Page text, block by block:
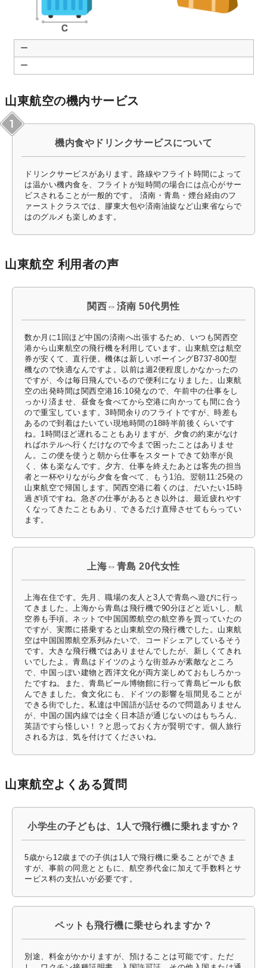
ー
ー
山東航空の機内サービス
機内食やドリンクサービスについて
ドリンクサービスがあります。路線やフライト時間によって
は温かい機内食を、フライトが短時間の場合には点心がサー
ビスされることが一般的です。 済南・青島・煙台経由のフ
ァーストクラスでは、膠東大包や済南油旋など山東省ならで
はのグルメも楽しめます。
山東航空 利用者の声
関西⇔済南 50代男性
数か月に1回ほど中国の済南へ出張するため、いつも関西空
港から山東航空の飛行機を利用しています。山東航空は航空
券が安くて、直行便。機体は新しいボーイングB737-800型
機なので快適なんですよ。以前は週2便程度しかなかったの
ですが、今は毎日飛んでいるので便利になりました。山東航
空の出発時間は関西空港16:10発なので、午前中の仕事をし
っかり済ませ、昼食を食べてから空港に向かっても間に合う
ので重宝しています。3時間余りのフライトですが、時差も
あるので到着はたいてい現地時間の18時半前後くらいです
ね。1時間ほど遅れることもありますが、夕食の約束がなけ
ればホテルへ行くだけなので今まで困ったことはありませ
ん。この便を使うと朝から仕事をスタートできて効率が良
く、体も楽なんです。夕方、仕事を終えたあとは客先の担当
者と一杯やりながら夕食を食べて、もう1泊。翌朝11:25発の
山東航空で帰国します。関西空港に着くのは、だいたい15時
過ぎ頃ですね。急ぎの仕事があるとき以外は、最近疲れやす
くなってきたこともあり、できるだけ直帰させてもらってい
ます。
上海⇔青島 20代女性
上海在住です。先月、職場の友人と3人で青島へ遊びに行っ
てきました。上海から青島は飛行機で90分ほどと近いし、航
空券も手頃。ネットで中国国際航空の航空券を買っていたの
ですが、実際に搭乗すると山東航空の飛行機でした。山東航
空は中国国際航空系列みたいで、コードシェアしているそう
です。大きな飛行機ではありませんでしたが、新しくてきれ
いでしたよ。青島はドイツのような街並みが素敵なところ
で、中国っぽい建物と西洋文化が両方楽しめておもしろかっ
たですね。また、青島ビール博物館に行って青島ビールも飲
んできました。食文化にも、ドイツの影響を垣間見ることが
できる街でした。私達は中国語が話せるので問題ありません
が、中国の国内線では全く日本語が通じないのはもちろん、
英語ですら怪しい！？と思っておく方が賢明です。個人旅行
される方は、気を付けてくださいね。
山東航空よくある質問
小学生の子どもは、1人で飛行機に乗れますか？
5歳から12歳までの子供は1人で飛行機に乗ることができま
すが、事前の同意とともに、航空券代金に加えて手数料とサ
ービス料の支払いが必要です。
ペットも飛行機に乗せられますか？
別途、料金がかかりますが、預けることは可能です。ただ